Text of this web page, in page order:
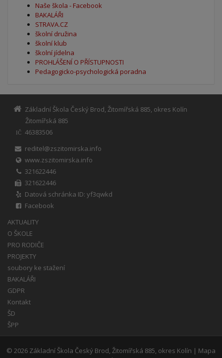
Naše škola - Facebook
BAKALÁŘI
STRAVA.CZ
školní družina
školní klub
školní jídelna
PROHLÁŠENÍ O PŘÍSTUPNOSTI
Pedagogicko-psychologická poradna
Základní Škola Český Brod, Žitomířská 885, okres Kolín
Žitomířská 885
IČ
46383506
reditel@zszitomirska.info
www.zszitomirska.info
321622446
321622446
Datová schránka ID: yf3qwkd
Facebook
AKTUALITY
O ŠKOLE
PRO RODIČE
PROJEKTY
soubory ke stažení
BAKALÁŘI
GDPR
Kontakt
ŠD
ŠPP
© 2026 Základní Škola Český Brod, Žitomířská 885, okres Kolín | Mapa